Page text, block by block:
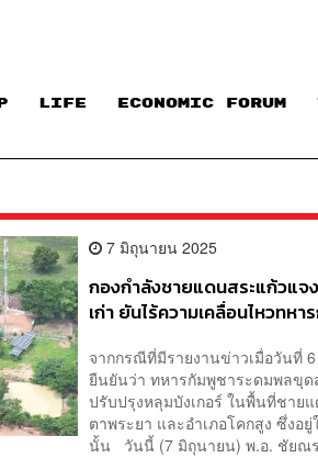
LIFE ECONOMIC FORUM
7 มิถุนายน 2025
กองกำลังชายแดนสระแก้วแจ
เก่า ยันไร้ความเคลื่อนไหวทห
จากกรณีที่มีรายงานข่าวเมื่อวันที่
ยืนยันว่า ทหารกัมพูชาระดมพลขุด
ปรับปรุงหลุมบังเกอร์ ในพื้นที่ชาย
ตาพระยา และอำเภอโคกสูง ซึ่งอ
นั้น วันนี้ (7 มิถุนายน) พ.อ. ชัยณร